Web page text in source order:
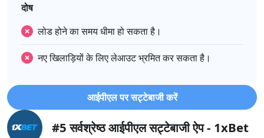
दोष
लोड होने का समय धीमा हो सकता है।
नए खिलाड़ियों के लिए लेआउट भ्रमित कर सकता है।
आईपीएल पर सट्टेबाजी करें
#5 सर्वश्रेष्ठ आईपीएल सट्टेबाजी ऐप - 1xBet